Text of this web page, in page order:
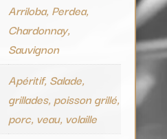
Arriloba, Perdea,
Chardonnay,
Sauvignon
Apéritif, Salade,
grillades, poisson grillé,
porc, veau, volaille